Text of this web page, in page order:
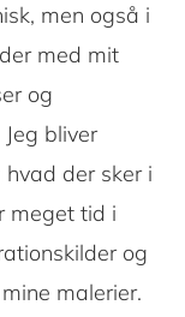
men også i
med mit
og
bliver
der sker i
meget tid i
og
malerier.